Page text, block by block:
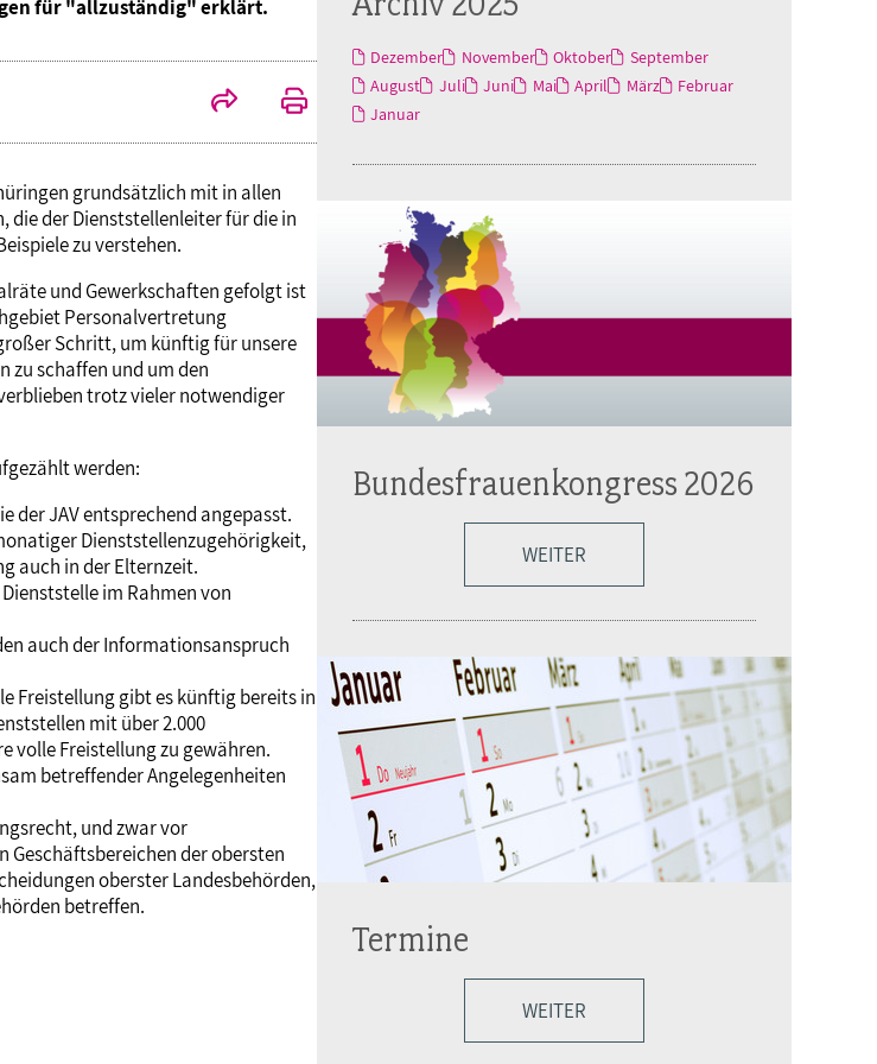
für "allzuständig" erklärt.
grundsätzlich mit in allen
die der Dienststellenleiter für die in
zu verstehen.
und Gewerkschaften gefolgt ist
Personalvertretung
Schritt, um künftig für unsere
zu schaffen und um den
trotz vieler notwendiger
werden:
der JAV entsprechend angepasst.
Dienststellenzugehörigkeit,
auch in der Elternzeit.
im Rahmen von
auch der Informationsanspruch
Freistellung gibt es künftig bereits in
mit über 2.000
volle Freistellung zu gewähren.
betreffender Angelegenheiten
und zwar vor
Geschäftsbereichen der obersten
oberster Landesbehörden,
betreffen.
Dezember November Oktober
September
August
Juli Juni Mai April März
Februar
Januar
Bundesfrauenkongress 2026
WEITER
Termine
WEITER